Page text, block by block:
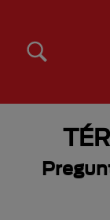
Pasar al
Menú
Menú